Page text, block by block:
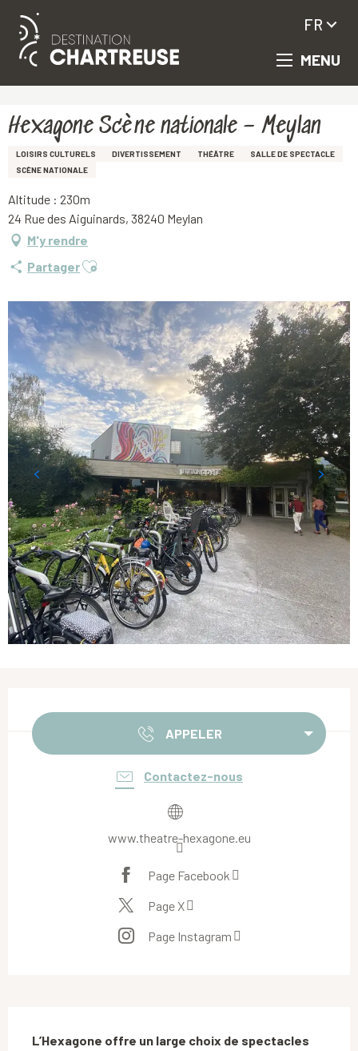
Aller
principal
MENU
FR
Hexagone Scène nationale – Meylan
LOISIRS CULTURELS DIVERTISSEMENT THÉÂTRE
SALLE DE SPECTACLE
SCÈNE NATIONALE
Altitude : 230m
24 Rue des Aiguinards, 38240 Meylan
M'y rendre
PartagerAjouter aux favoris
APPELER
Contactez-nous
www.theatre-hexagone.eu
Page Facebook
Page X
Page Instagram
L’Hexagone offre un large choix de spectacles